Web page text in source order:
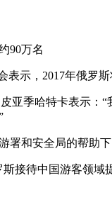
90万名
，2017年俄罗斯
季哈特卡表示：“
和安全局的帮助下
待中国游客领域